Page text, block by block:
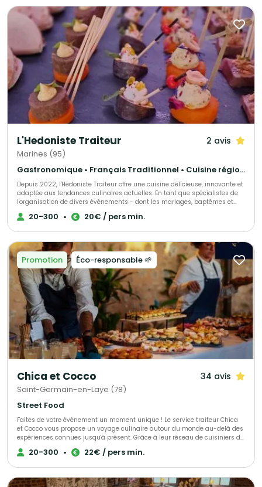
et votre budget !
L'Hedoniste Traiteur 2 avis
Marines (95)
Gastronomique • Français Traditionnel • Cuisine régionale
Depuis 2022, l'Hédoniste Traiteur offre une cuisine délicieuse, innovante et
adaptée aux tendances culinaires actuelles. En tant que spécialistes de
l'organisation de divers événements - dont les mariages, baptêmes et
séminaires - nous proposons également des services personnalisés pour
répondre à toutes demandes spécifiques. Faisant preuve d'un grand souci
Notre équipe de professionnels dévoués est toujours prête à répondre aux
besoins de nos clients. En bref, l'Hédoniste Traiteur se consacre à fournir
une expérience culinaire exceptionnelle, riche en saveurs, dont nos clients
se souviendront.
20-300 • 20€ / pers min.
Promotion Éco-responsable 🌱
Chica et Cocco 34 avis
Saint-Germain-en-Laye (78)
Street Food
Faites de votre événement un moment unique ! Le service traiteur Chica
et Cocco vous propose un voyage culinaire autour du monde au-delà des
expériences connues jusqu'à présent. Grâce à leur réseau de cuisiniers de
toutes origines, habitant sur Saint-Germain-en-Laye et ses alentours,
Chica et Cocco vous prennent par la main et vous font découvrir tout un
20-300 • 22€ / pers min.